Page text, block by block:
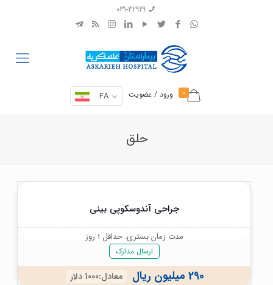
031-32929
0 ورود / عضویت FA
حلق
جراحی آندوسکوپی بینی
مدت زمان بستری: حداقل 1 روز
ارسال مدارک
290 میلیون ریال معادل:1000 دلار